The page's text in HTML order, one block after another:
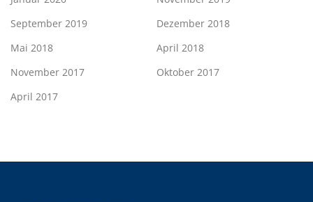
September 2019
Dezember 2018
Mai 2018
April 2018
November 2017
Oktober 2017
April 2017